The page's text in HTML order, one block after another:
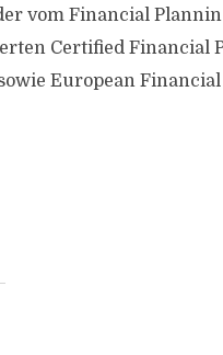
vom Financial
Certified Financial
European